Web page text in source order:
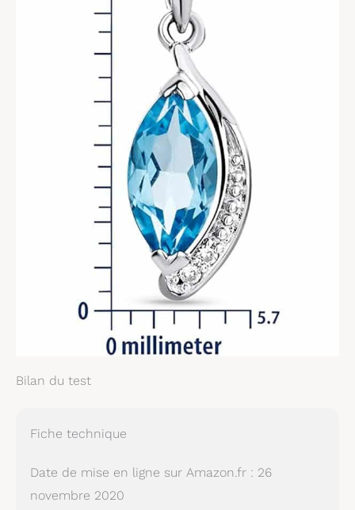
Bilan du test
Fiche technique
Date de mise en ligne sur Amazon.fr : 26
novembre 2020